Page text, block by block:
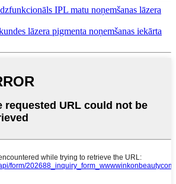
IPL matu noņemšanas lāzera
lāzera pigmenta noņemšanas iekārta